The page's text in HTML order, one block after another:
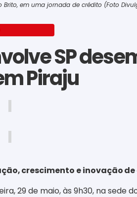
Brito, em uma jornada de crédito (Foto
SP
Piraju
crescimento e inovação de
29 de maio, às 9h30, na sede